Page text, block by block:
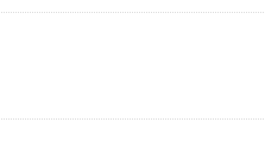
plante qui n'est plus regardée et
de la science froide, qui